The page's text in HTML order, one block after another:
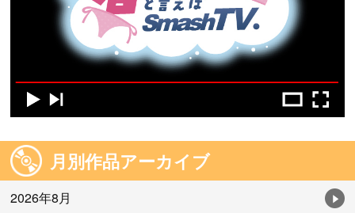
月別作品アーカイブ
2026年8月